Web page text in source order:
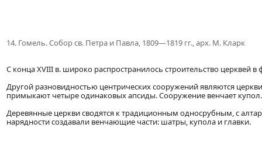
14. Гомель. Собор св. Петра и Павла, 1809—1819 гг., арх. М. Кларк
С конца XVIII в. широко распространилось строительство церквей
Другой разновидностью центрических сооружений являются
примыкают четыре одинаковых апсиды. Сооружение венчает купол.
Деревянные церкви сводятся к традиционным односрубным, с
нарядности создавали венчающие части: шатры, купола и главки.